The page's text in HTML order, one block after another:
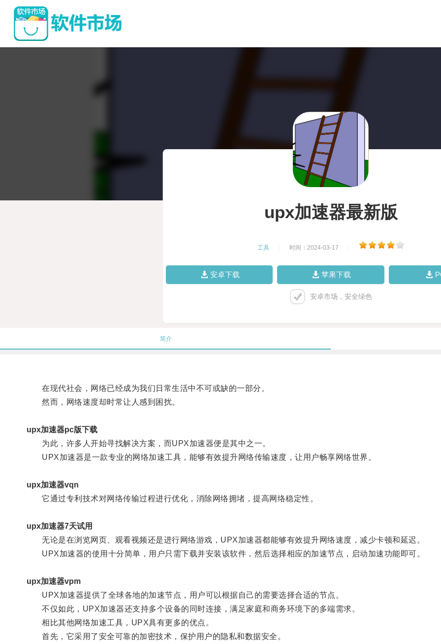
upx加速器最新版
工具 时间：2024-03-17
安卓下载 苹果下载
安卓市场，安全绿色
简介
在现代社会，网络已经成为我们日常生活中不可或缺的一部分。
然而，网络速度却时常让人感到困扰。
upx加速器pc版下载
为此，许多人开始寻找解决方案，而UPX加速器便是其中之一。
UPX加速器是一款专业的网络加速工具，能够有效提升网络传输速度，让用户畅享网络世界。
upx加速器vqn
它通过专利技术对网络传输过程进行优化，消除网络拥堵，提高网络稳定性。
upx加速器7天试用
无论是在浏览网页、观看视频还是进行网络游戏，UPX加速器都能够有效提升网络速度，减少卡顿和延迟。
UPX加速器的使用十分简单，用户只需下载并安装该软件，然后选择相应的加速节点，启动加速功能即可。
upx加速器vpm
UPX加速器提供了全球各地的加速节点，用户可以根据自己的需要选择合适的节点。
不仅如此，UPX加速器还支持多个设备的同时连接，满足家庭和商务环境下的多端需求。
相比其他网络加速工具，UPX具有更多的优点。
首先，它采用了安全可靠的加密技术，保护用户的隐私和数据安全。